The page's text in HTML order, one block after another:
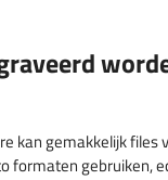
kan gemakkelijk files
formaten gebruiken,